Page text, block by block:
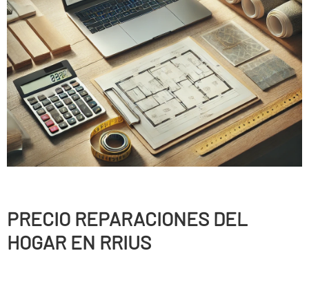
PRECIO REPARACIONES DEL
HOGAR EN RRIUS